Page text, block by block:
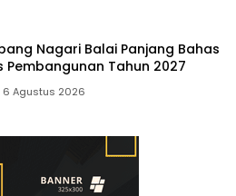
Nagari Balai Panjang Bahas
Pembangunan Tahun 2027
6 Agustus 2026